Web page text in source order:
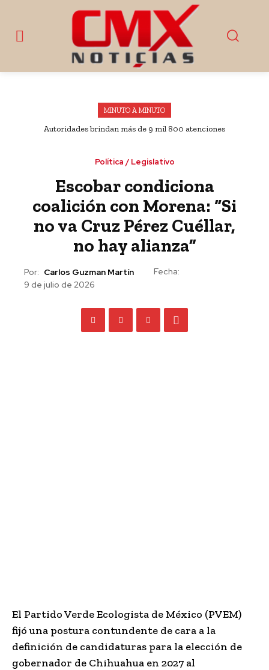
MINUTO A MINUTO
Autoridades brindan más de 9 mil 800 atenciones
Política / Legislativo
Escobar condiciona
coalición con Morena: “Si
no va Cruz Pérez Cuéllar,
no hay alianza”
Por: Carlos Guzman Martín
Fecha:
9 de julio de 2026
El Partido Verde Ecologista de México (PVEM)
fijó una postura contundente de cara a la
definición de candidaturas para la elección de
gobernador de Chihuahua en 2027 al